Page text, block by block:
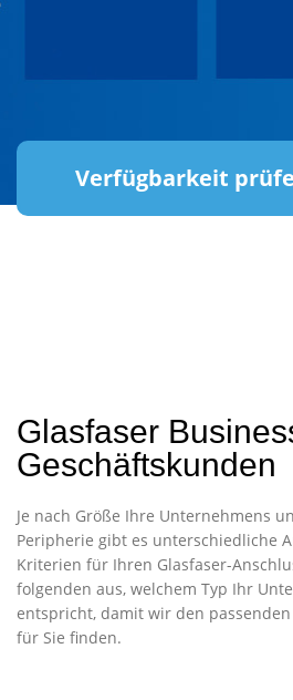
Verfügbarkeit
Glasfaser
Geschäftskunden
Je nach Größe Ihre Unternehmens
Peripherie gibt es unterschiedliche
Kriterien für Ihren Glasfaser-
folgenden aus, welchem Typ Ihr
entspricht, damit wir den passenden
für Sie finden.